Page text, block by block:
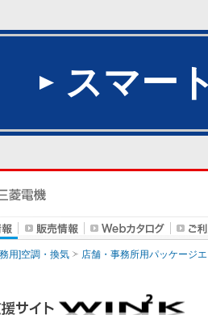
スマー
用]空調・換気 店舗・事務所用パッケージ